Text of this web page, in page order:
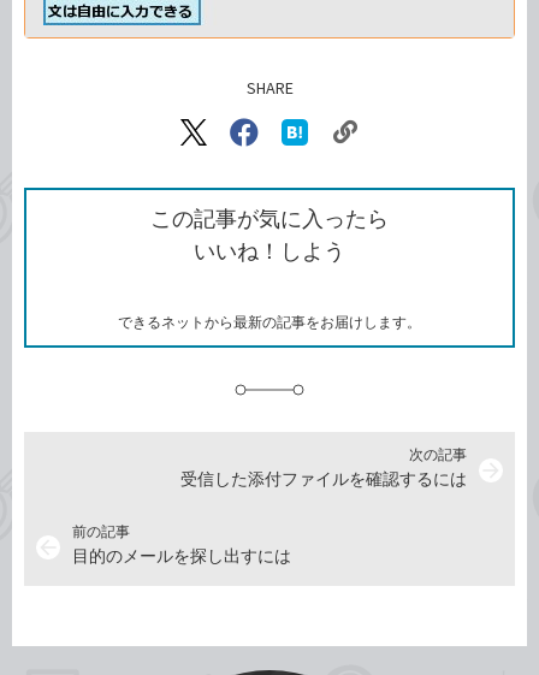
SHARE
X（旧
で
シ
ェ
ア
Facebook
シ
ェ
ア
な
ブ
ッ
ク
ク
ク
を
コ
この記事が気に入ったら
いいね！しよう
できるネットから最新の記事をお届けします。
前の記事
目的のメールを探し出すには
次の記事
受信した添付ファイルを確認するには